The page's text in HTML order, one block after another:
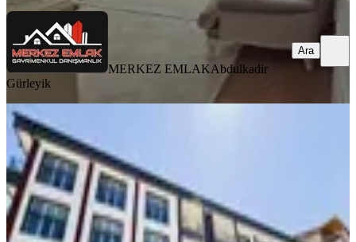
MERKEZ EMLAKAbdulkadir
Gürleyik
Ara
YENİ
Çift Banyolu Güney Cephe 2+1!!▃
Mamak, Bostancık Mahallesi
2+1· 100 m²· Yüksek giriş
2.995.000 ₺